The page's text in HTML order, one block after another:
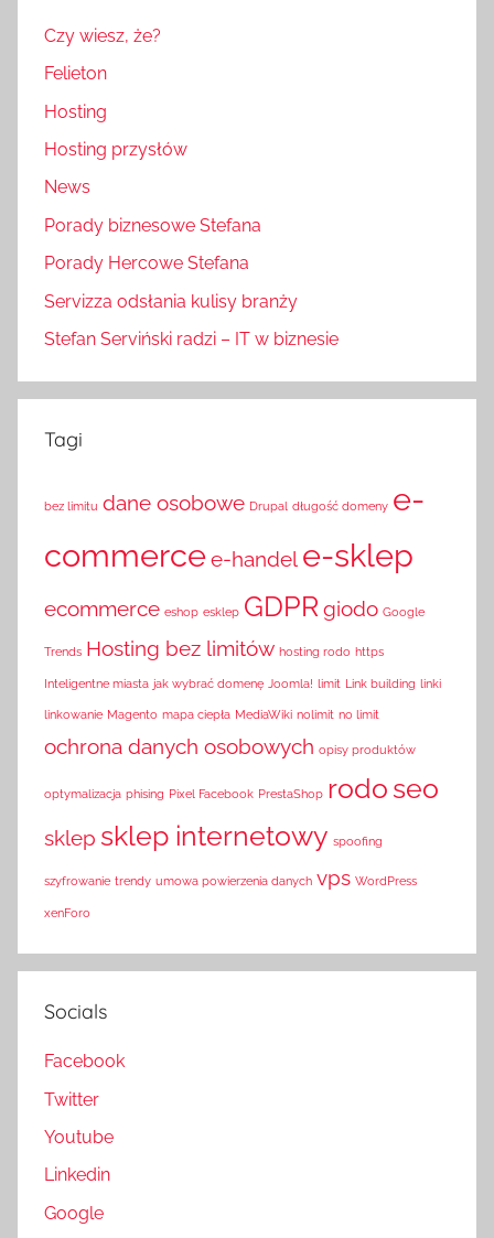
Czy wiesz, że?
Felieton
Hosting
Hosting przysłów
News
Porady biznesowe Stefana
Porady Hercowe Stefana
Servizza odsłania kulisy branży
Stefan Serviński radzi – IT w biznesie
Tagi
bez limitu dane osobowe Drupal długość domeny e-
commercee-handel e-sklep
ecommerce eshop esklep GDPRgiodo Google
Trends Hosting bez limitów hosting rodo https
Inteligentne miasta jak wybrać domenę Joomla! limit Link building linki
linkowanie Magento mapa ciepła MediaWiki nolimit no limit
ochrona danych osobowych opisy produktów
optymalizacja phising Pixel Facebook PrestaShop rodo seo
sklep sklep internetowy spoofing
szyfrowanie trendy umowa powierzenia danych vps WordPress
xenForo
Socials
Facebook
Twitter
Youtube
Linkedin
Google